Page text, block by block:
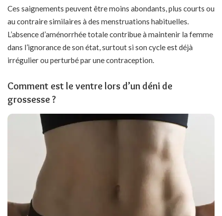
Ces saignements peuvent être moins abondants, plus courts ou
au contraire similaires à des menstruations habituelles.
L’absence d’aménorrhée totale contribue à maintenir la femme
dans l’ignorance de son état, surtout si son cycle est déjà
irrégulier ou perturbé par une contraception.
Comment est le ventre lors d’un déni de
grossesse ?